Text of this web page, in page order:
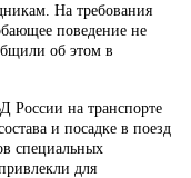
На требования
поведение не
об этом в
России на транспорте
и посадке в поезд
специальных
для